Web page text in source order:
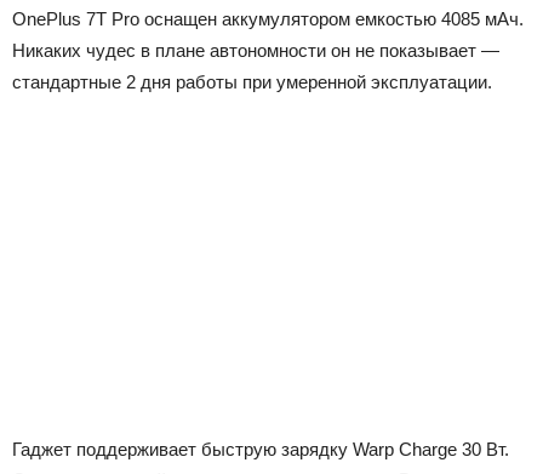
OnePlus 7T Pro оснащен аккумулятором емкостью 4085 мАч.
Никаких чудес в плане автономности он не показывает —
стандартные 2 дня работы при умеренной эксплуатации.
Гаджет поддерживает быструю зарядку Warp Charge 30 Вт.